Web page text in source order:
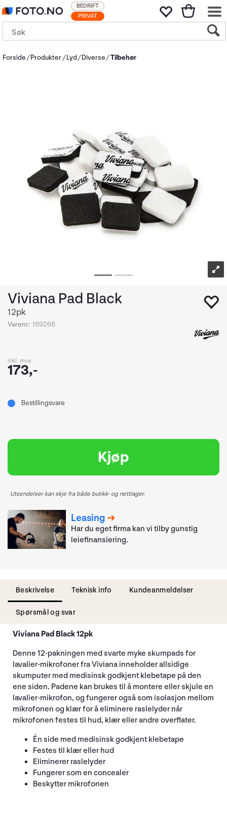
PRIVAT
BEDRIFT
Forside Produkter Lyd Diverse Tilbehør
Viviana Pad Black
12pk
Varenr: 169268
inkl. mva
173,-
Bestillingsvare
Kjøp
Utsendelser kan skje fra både butikk- og nettlager.
Leasing
Har du eget firma kan vi tilby gunstig
leiefinansiering.
Beskrivelse Teknisk info Kundeanmeldelser
Spørsmål og svar
Viviana Pad Black 12pk
Denne 12-pakningen med svarte myke skumpads for
lavalier-mikrofoner fra Viviana inneholder allsidige
skumputer med medisinsk godkjent klebetape på den
ene siden. Padene kan brukes til å montere eller skjule en
lavalier-mikrofon, og fungerer også som isolasjon mellom
mikrofonen og klær for å eliminere raslelyder når
mikrofonen festes til hud, klær eller andre overflater.
Én side med medisinsk godkjent klebetape
Festes til klær eller hud
Eliminerer raslelyder
Fungerer som en concealer
Beskytter mikrofonen